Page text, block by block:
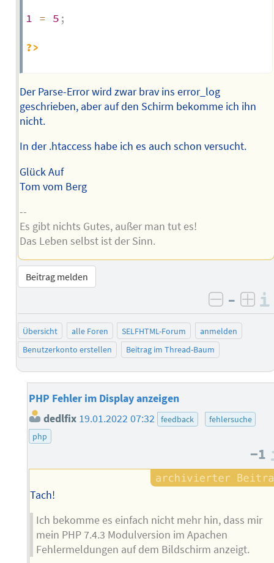
1 = 5 ;
?>
Der Parse-Error wird zwar brav ins error_log
geschrieben, aber auf den Schirm bekomme ich ihn
nicht.
In der .htaccess habe ich es auch schon versucht.
Glück Auf
Tom vom Berg
--
Es gibt nichts Gutes, außer man tut es!
Das Leben selbst ist der Sinn.
Beitrag melden
negativ
–
Übersicht alle Foren SELFHTML-Forum
anmelden
Benutzerkonto erstellen
Beitrag im Thread-Baum
PHP Fehler im Display anzeigen
dedlfix 19.01.2022 07:32 feedback
fehlersuche
php
−1
Tach!
Ich bekomme es einfach nicht mehr hin, dass mir
mein PHP 7.4.3 Modulversion im Apachen
Fehlermeldungen auf dem Bildschirm anzeigt.